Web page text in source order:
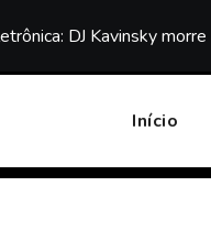
DJ Kavinsky
Início